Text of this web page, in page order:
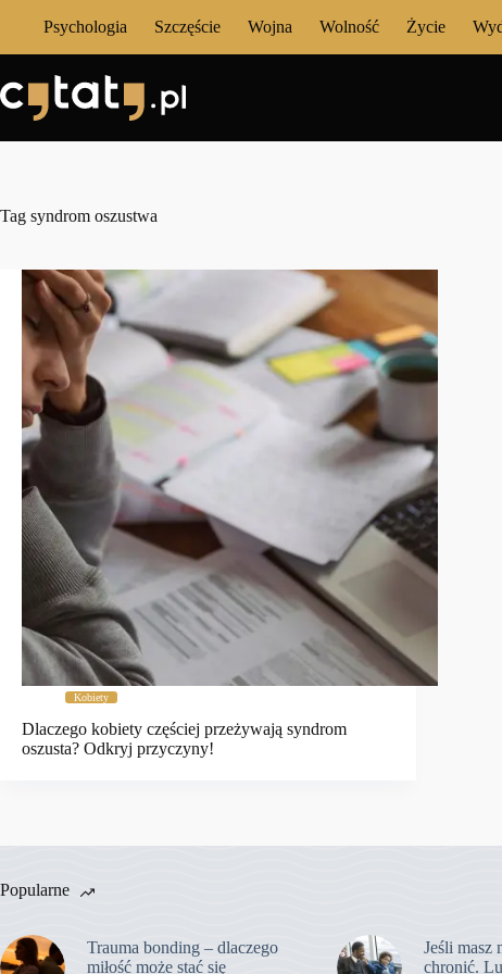
Psychologia Szczęście Wojna Wolność Życie
Tag syndrom oszustwa
Kobiety
Dlaczego kobiety częściej przeżywają syndrom
oszusta? Odkryj przyczyny!
Popularne
Trauma bonding – dlaczego
miłość może stać się
Jeśli masz
chronić.